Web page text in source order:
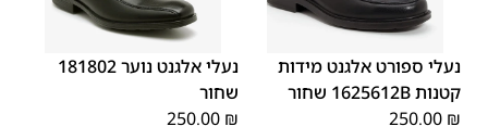
נעלי ספורט אלגנט מידות
קטנות 1625612B שחור
250.00 ₪
נעלי אלגנט נוער 181802
שחור
250.00 ₪